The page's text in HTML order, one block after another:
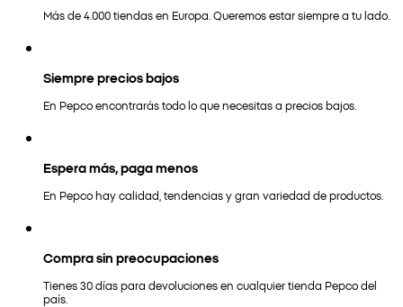
Más de 4.000 tiendas en Europa. Queremos estar siempre a tu lado.
Siempre precios bajos
En Pepco encontrarás todo lo que necesitas a precios bajos.
Espera más, paga menos
En Pepco hay calidad, tendencias y gran variedad de productos.
Compra sin preocupaciones
Tienes 30 días para devoluciones en cualquier tienda Pepco del
país.